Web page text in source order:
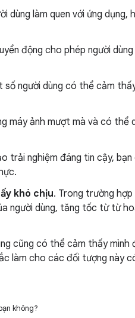
dùng làm quen với ứng dụng,
động cho phép người dùng
số người dùng có thể cảm
máy ảnh mượt mà và có thể
trải nghiệm đáng tin cậy,
khó chịu. Trong trường hợp
người dùng, tăng tốc từ từ
cũng có thể cảm thấy mình
làm cho các đối tượng này
không?